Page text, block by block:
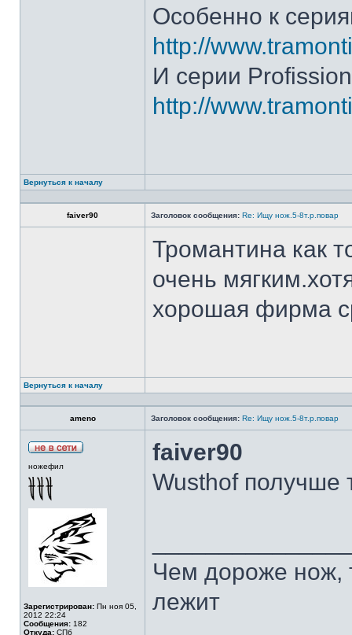
Особенно к
http://
И серии
http://
Вернуться к началу
faiver90 Заголовок сообщения: Re: Ищу нож.5-8т.р.повар
Тромантина как
очень
хорошая фирма
Вернуться к началу
ameno Заголовок сообщения: Re: Ищу нож.5-8т.р.повар
ножефил
Зарегистрирован: Пн ноя 05,
2012 22:24
Сообщения: 182
Откуда: СПб
faiver90
Wusthof получше
Чем дороже нож,
лежит